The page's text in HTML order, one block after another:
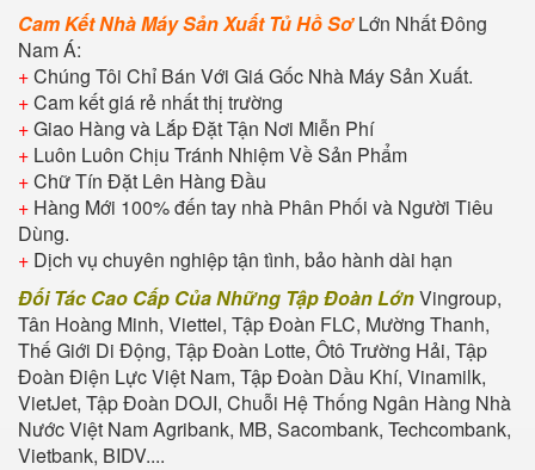
Cam Kết Nhà Máy Sản Xuất Tủ Hồ SơLớn Nhất Đông
Nam Á:
+Chúng Tôi Chỉ Bán Với Giá Gốc Nhà Máy Sản Xuất.
+Cam kết giá rẻ nhất thị trường
+Giao Hàng và Lắp Đặt Tận Nơi Miễn Phí
+ Luôn Luôn Chịu Tránh Nhiệm Về Sản Phẩm
+Chữ Tín Đặt Lên Hàng Đầu
+ Hàng Mới 100% đến tay nhà Phân Phối và Người Tiêu
Dùng.
+ Dịch vụ chuyên nghiệp tận tình, bảo hành dài hạn
Đối Tác Cao Cấp Của Những Tập Đoàn LớnVingroup,
Tân Hoàng Minh, Viettel, Tập Đoàn FLC, Mường Thanh,
Thế Giới Di Động, Tập Đoàn Lotte, Ôtô Trường Hải, Tập
Đoàn Điện Lực Việt Nam, Tập Đoàn Dầu Khí, Vinamilk,
VietJet, Tập Đoàn DOJI, Chuỗi Hệ Thống Ngân Hàng Nhà
Nước Việt Nam Agribank, MB, Sacombank, Techcombank,
Vietbank, BIDV....